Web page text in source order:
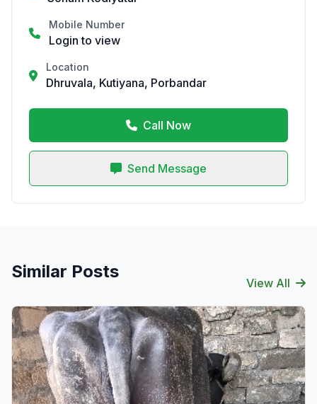
Mobile Number
Login to view
Location
Dhruvala, Kutiyana, Porbandar
Call Now
Send Message
Similar Posts
View All